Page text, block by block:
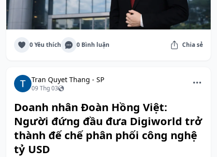
0 Yêu thích 0 Bình luận Chia sẻ
Tran Quyet Thang - SP
09 Thg 03
Doanh nhân Đoàn Hồng Việt:
Người đứng đầu đưa Digiworld trở
thành đế chế phân phối công nghệ
tỷ USD